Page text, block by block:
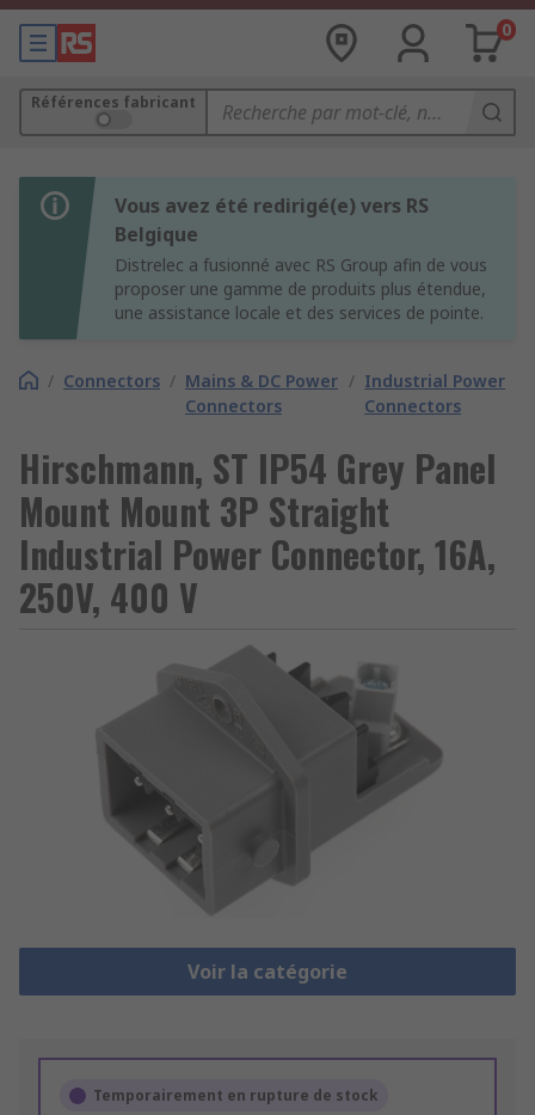
0
Références fabricant
Vous avez été redirigé(e) vers RS
Belgique
Distrelec a fusionné avec RS Group afin de vous
proposer une gamme de produits plus étendue,
une assistance locale et des services de pointe.
/ Connectors / Mains & DC Power
Connectors
/ Industrial Power
Connectors
Hirschmann, ST IP54 Grey Panel
Mount Mount 3P Straight
Industrial Power Connector, 16A,
250V, 400 V
Voir la catégorie
Temporairement en rupture de stock